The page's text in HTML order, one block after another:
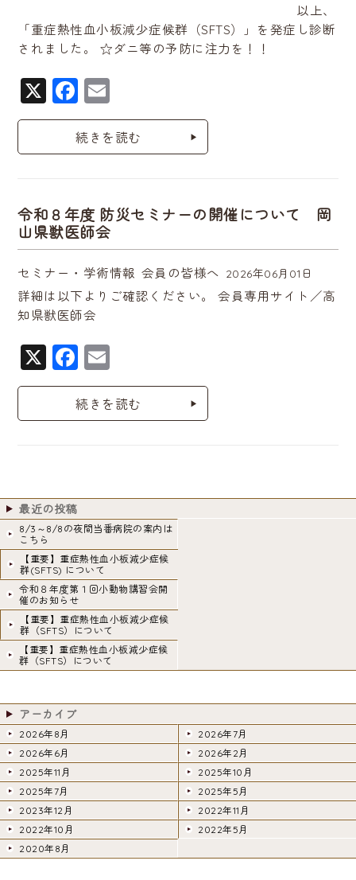
以上、
「重症熱性血小板減少症候群（SFTS）」を発症し診断
されました。 ☆ダニ等の予防に注力を！！
X
F
a
c
o
o
k
m
ai
続きを読む
令和８年度 防災セミナーの開催について 岡
山県獣医師会
セミナー・学術情報 会員の皆様へ 2026年06月01日
詳細は以下よりご確認ください。 会員専用サイト／高
知県獣医師会
X
F
a
c
o
k
m
ai
続きを読む
最近の投稿
8/3～8/8の夜間当番病院の案内は
こちら
【重要】重症熱性血小板減少症候
群(SFTS) について
令和８年度第１回小動物講習会開
催のお知らせ
【重要】重症熱性血小板減少症候
群（SFTS）について
【重要】重症熱性血小板減少症候
群（SFTS）について
アーカイブ
2026年8月
2026年7月
2026年6月
2026年2月
2025年11月
2025年10月
2025年7月
2025年5月
2023年12月
2022年11月
2022年10月
2022年5月
2020年8月